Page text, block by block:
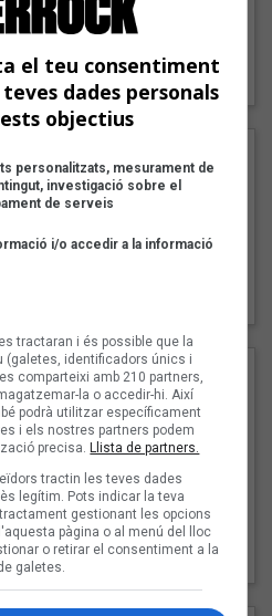
y lo malo"
y María
Muntaner (Xanguito)
cabres"
amb Compte
el teu consentiment
dades personals
objectius
personalitzats, mesurament de
investigació sobre el
de serveis
i/o accedir a la informació
tractaran i és possible que la
(galetes, identificadors únics i
comparteixi amb 210 partners,
la o accedir-hi. Així
podrà utilitzar específicament
i els nostres partners podem
precisa.Llista de partners.
tractin les teves dades
legítim. Pots indicar la teva
gestionant les opcions
pàgina o al menú del lloc
o retirar el consentiment a la
galetes.